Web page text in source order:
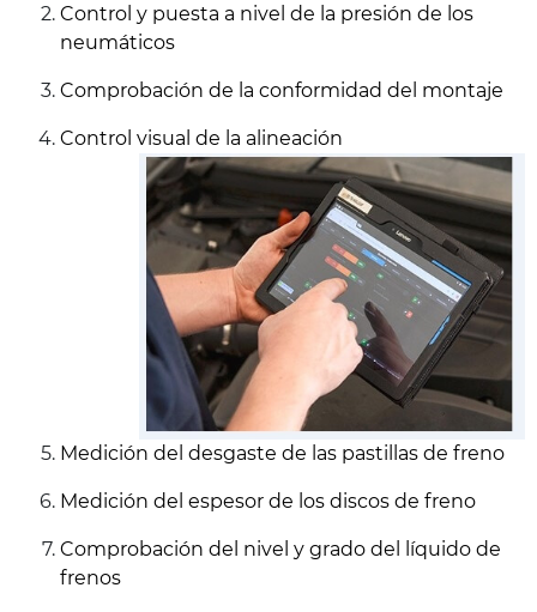
Control y puesta a nivel de la presión de los
neumáticos
Comprobación de la conformidad del montaje
Control visual de la alineación
Medición del desgaste de las pastillas de freno
Medición del espesor de los discos de freno
Comprobación del nivel y grado del líquido de
frenos